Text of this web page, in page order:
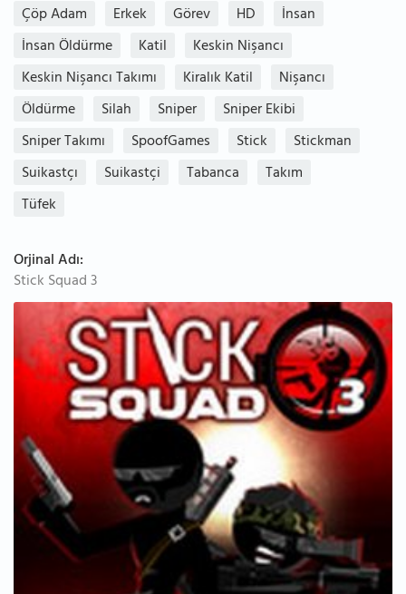
Çöp Adam
Erkek Görev HD
İnsan
İnsan Öldürme
Katil
Keskin Nişancı
Keskin Nişancı Takımı
Kiralık Katil
Nişancı
Öldürme
Silah Sniper
Sniper Ekibi
Sniper Takımı
SpoofGames Stick
Stickman
Suikastçı
Suikastçi Tabanca
Takım
Tüfek
Orjinal Adı:
Stick Squad 3